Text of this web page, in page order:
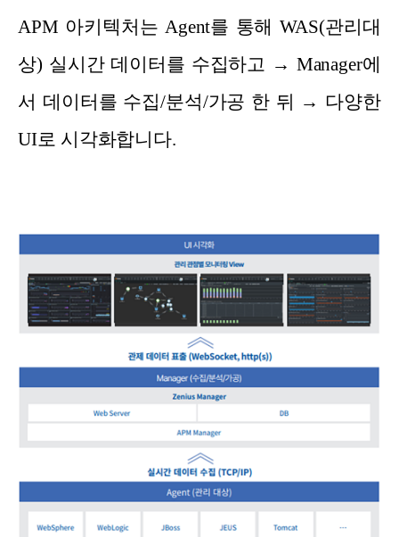
APM 아키텍처는 Agent를 통해 WAS(관리대
상) 실시간 데이터를 수집하고 → Manager에
서 데이터를 수집/분석/가공 한 뒤 → 다양한
UI로 시각화합니다.